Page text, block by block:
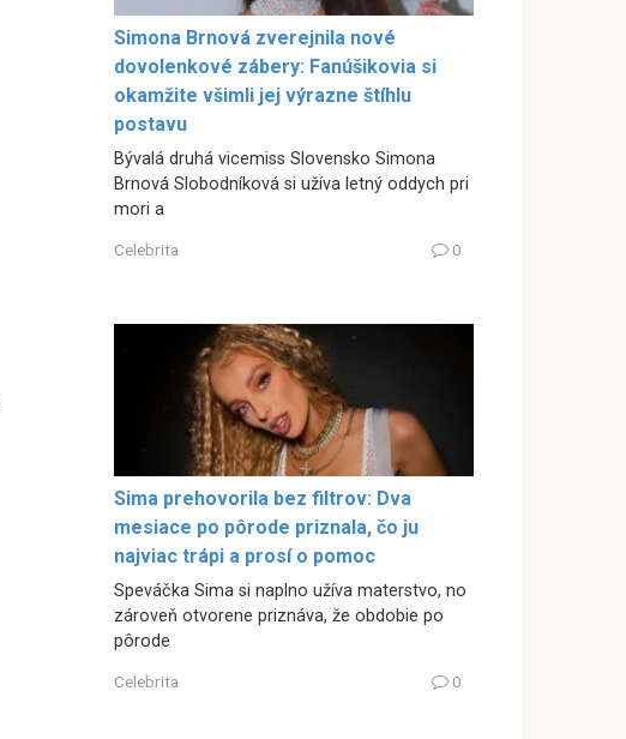
Simona Brnová zverejnila nové
dovolenkové zábery: Fanúšikovia si
okamžite všimli jej výrazne štíhlu
postavu
Bývalá druhá vicemiss Slovensko Simona
Brnová Slobodníková si užíva letný oddych pri
mori a
Celebrita 0
Sima prehovorila bez filtrov: Dva
mesiace po pôrode priznala, čo ju
najviac trápi a prosí o pomoc
Speváčka Sima si naplno užíva materstvo, no
zároveň otvorene priznáva, že obdobie po
pôrode
Celebrita 0